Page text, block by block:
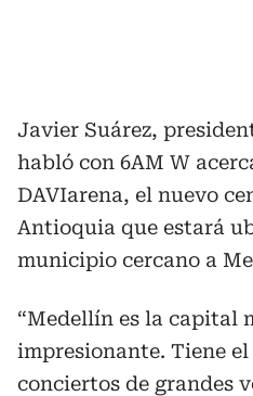
Javier Suárez,
habló con 6AM W
DAVIarena, el nuevo
Antioquia que estará
municipio cercano a
“Medellín es la capital
impresionante. Tiene
conciertos de grandes